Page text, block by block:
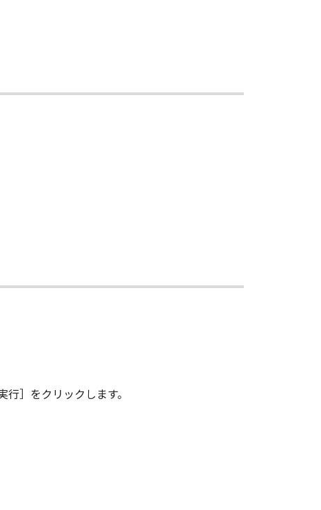
更し、除去しもしくは削除してはな
サーに帰属します。
ア」の全部または一部を、直接また
るいはサポートを行うことについ
ンサー、キヤノンの子会社、キヤ
店または販売店のいずれも、「本
は付随的な損害を含むがこれらに限
のとします。たとえ、キヤノン、キ
がかかる損害の可能性について知ら
店または販売店のいずれも、「本
じたいかなる紛争についても、一切
］をクリックします。